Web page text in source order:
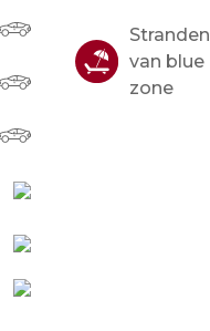
Stranden
van blue
zone